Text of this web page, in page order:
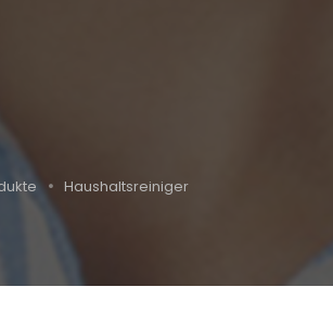
Haushaltsreiniger